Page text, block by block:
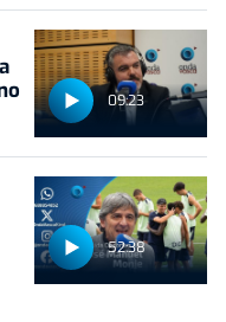
09:23
52:38